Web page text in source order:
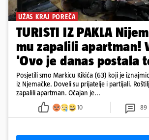
UŽAS KRAJ POREČA
TURISTI IZ PAKLA
mu zapalili apartman!
'Ovo je danas postala
Posjetili smo Markicu Kikića (63) koji je
iz Njemačke. Doveli su prijatelje i partijali.
zapalili apartman. Očajan je...
10 89